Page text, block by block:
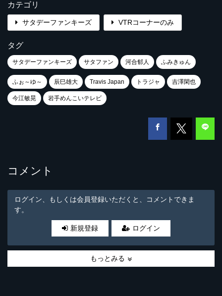
カテゴリ
サタデーファンキーズ VTRコーナーのみ
タグ
サタデーファンキーズ サタファン 河合郁人 ふみきゅん
ふぉ～ゆ～ 辰巳雄大 Travis Japan トラジャ 吉澤閑也
今江敏晃 岩手めんこいテレビ
コメント
ログイン、もしくは会員登録いただくと、コメントできま
す。
新規登録 ログイン
もっとみる